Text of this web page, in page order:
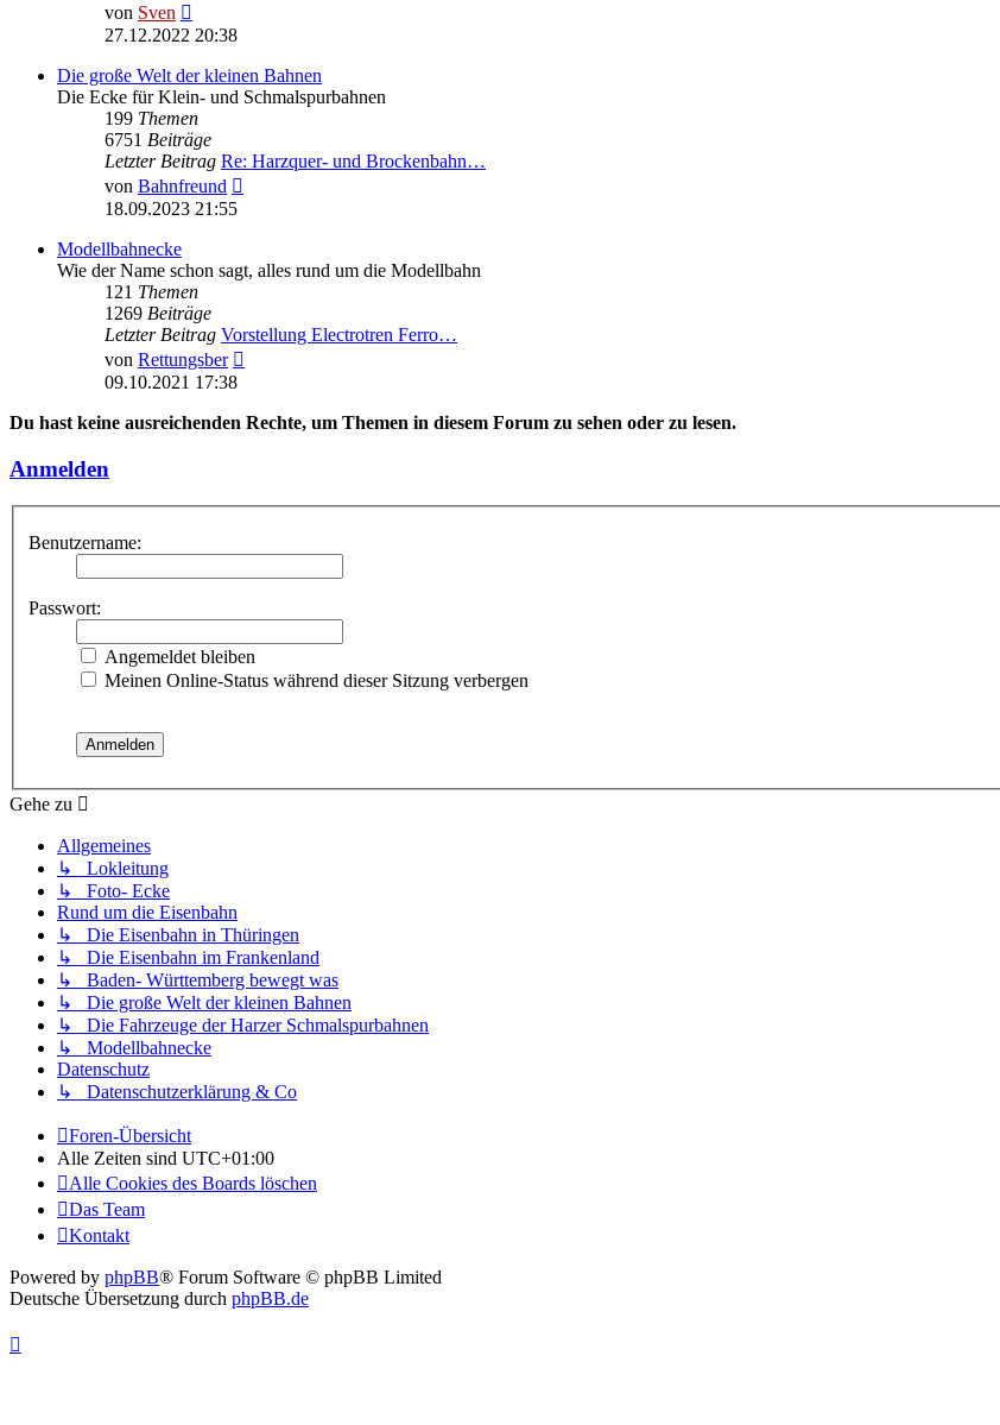
von Sven
Beitrag
27.12.2022 20:38
Die große Welt der kleinen Bahnen
Die Ecke für Klein- und Schmalspurbahnen
199 Themen
6751 Beiträge
Letzter Beitrag Re: Harzquer- und Brockenbahn…
von Bahnfreund
18.09.2023 21:55
Modellbahnecke
Wie der Name schon sagt, alles rund um die Modellbahn
121 Themen
1269 Beiträge
Letzter Beitrag Vorstellung Electrotren Ferro…
von Rettungsber
09.10.2021 17:38
Du hast keine ausreichenden Rechte, um Themen in diesem Forum zu sehen oder zu lesen.
Anmelden
Benutzername:
Passwort:
Angemeldet bleiben
Meinen Online-Status während dieser Sitzung verbergen
Gehe zu
Allgemeines
↳ Lokleitung
↳ Foto- Ecke
Rund um die Eisenbahn
↳ Die Eisenbahn in Thüringen
↳ Die Eisenbahn im Frankenland
↳ Baden- Württemberg bewegt was
↳ Die große Welt der kleinen Bahnen
↳ Die Fahrzeuge der Harzer Schmalspurbahnen
↳ Modellbahnecke
Datenschutz
↳ Datenschutzerklärung & Co
Foren-Übersicht
Alle Zeiten sind UTC+01:00
Alle Cookies des Boards löschen
Das Team
Kontakt
Powered by phpBB® Forum Software © phpBB Limited
Deutsche Übersetzung durch phpBB.de